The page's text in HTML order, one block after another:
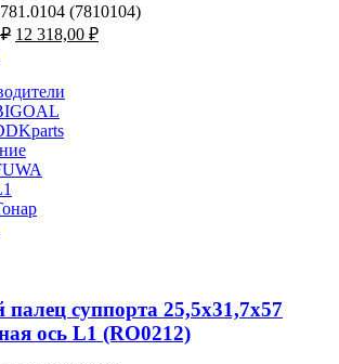
781.0104 (7810104)
₽ Первоначальная
14
980,00 ₽.
12 318,00 ₽Текущая
суппорта 25,5х31,7х57
ось L1 (RO0212)